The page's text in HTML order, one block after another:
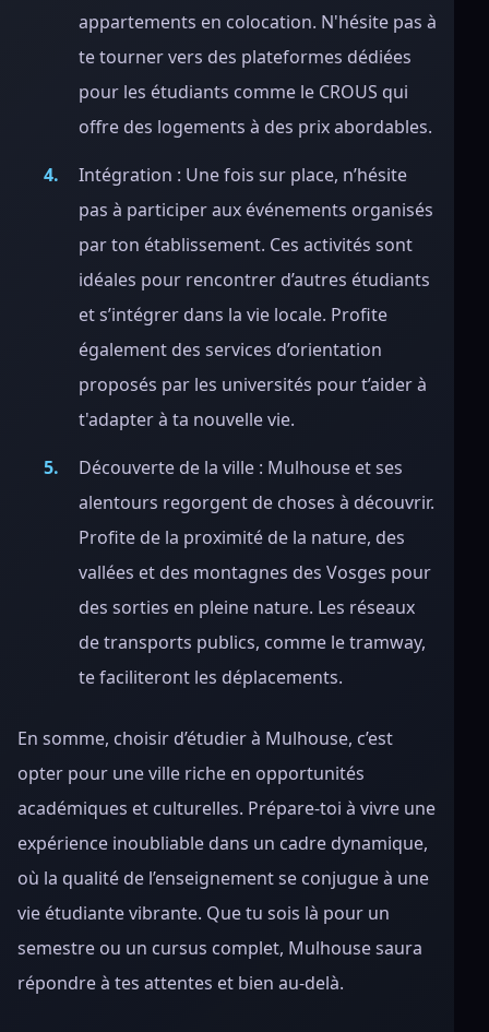
appartements en colocation. N'hésite pas à
te tourner vers des plateformes dédiées
pour les étudiants comme le CROUS qui
offre des logements à des prix abordables.
Intégration : Une fois sur place, n’hésite
pas à participer aux événements organisés
par ton établissement. Ces activités sont
idéales pour rencontrer d’autres étudiants
et s’intégrer dans la vie locale. Profite
également des services d’orientation
proposés par les universités pour t’aider à
t'adapter à ta nouvelle vie.
Découverte de la ville : Mulhouse et ses
alentours regorgent de choses à découvrir.
Profite de la proximité de la nature, des
vallées et des montagnes des Vosges pour
des sorties en pleine nature. Les réseaux
de transports publics, comme le tramway,
te faciliteront les déplacements.
En somme, choisir d’étudier à Mulhouse, c’est
opter pour une ville riche en opportunités
académiques et culturelles. Prépare-toi à vivre une
expérience inoubliable dans un cadre dynamique,
où la qualité de l’enseignement se conjugue à une
vie étudiante vibrante. Que tu sois là pour un
semestre ou un cursus complet, Mulhouse saura
répondre à tes attentes et bien au-delà.